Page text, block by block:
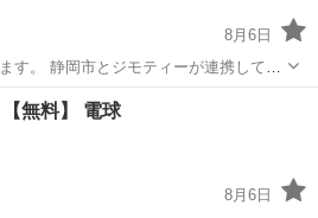
8月6日
携して運
量を⽬的に、まだ使えるものをリユー
リユース
無料】 電球
8月6日